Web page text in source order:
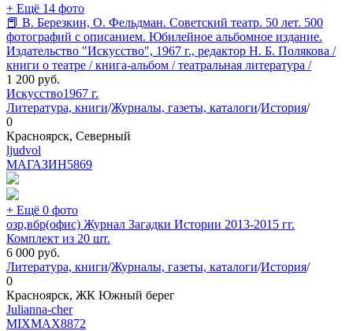
+ Ещё 14 фото
📕 В. Березкин, О. Фельдман. Советский театр. 50 лет. 500
фотографий с описанием. Юбилейное альбомное издание.
Издательство "Искусство", 1967 г., редактор Н. Б. Полякова /
книги о театре / книга-альбом / театральная литература /
1 200 руб.
Искусство1967 г.
Литература, книги/Журналы, газеты, каталоги/История/
0
Красноярск, Северный
ljudvol
МАГАЗИН5869
+ Ещё 0 фото
озр,вбр(офис) Журнал Загадки Истории 2013-2015 гг.
Комплект из 20 шт.
6 000 руб.
Литература, книги/Журналы, газеты, каталоги/История/
0
Красноярск, ЖК Южный берег
Julianna-cher
MIXMAX8872